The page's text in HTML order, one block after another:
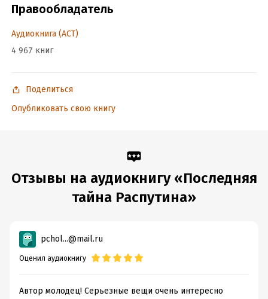
Год издания:2019
ISBN (EAN): 9785171131586
Правообладатель
Аудиокнига (АСТ)
4 967 книг
Поделиться
Опубликовать свою книгу
Отзывы на аудиокнигу «Последняя
тайна Распутина»
pchol...@mail.ru
Оценил аудиокнигу
Автор молодец! Серьезные вещи очень интересно